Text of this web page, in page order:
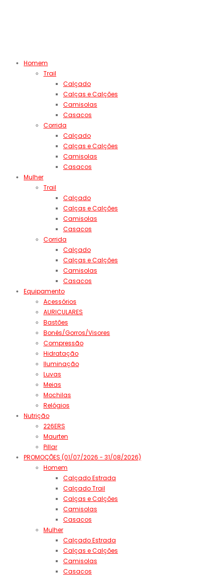
Homem
Trail
Calçado
Calças e Calções
Camisolas
Casacos
Corrida
Calçado
Calças e Calções
Camisolas
Casacos
Mulher
Trail
Calçado
Calças e Calções
Camisolas
Casacos
Corrida
Calçado
Calças e Calções
Camisolas
Casacos
Equipamento
Acessórios
AURICULARES
Bastões
Bonés/Gorros/Visores
Compressão
Hidratação
Iluminação
Luvas
Meias
Mochilas
Relógios
Nutrição
226ERS
Maurten
Pillar
PROMOÇÕES (01/07/2026 - 31/08/2026)
Homem
Calçado Estrada
Calçado Trail
Calças e Calções
Camisolas
Casacos
Mulher
Calçado Estrada
Calças e Calções
Camisolas
Casacos